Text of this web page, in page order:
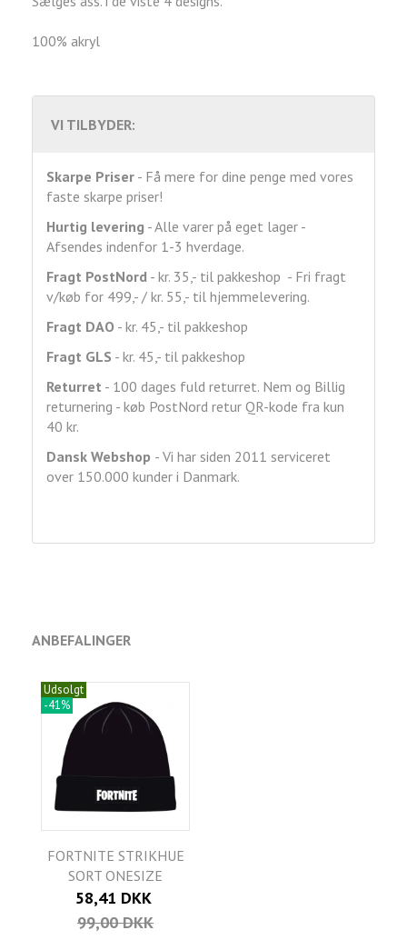
100% akryl
VI TILBYDER:
Skarpe Priser - Få mere for dine penge med vores
faste skarpe priser!
Hurtig levering - Alle varer på eget lager -
Afsendes indenfor 1-3 hverdage.
Fragt PostNord - kr. 35,- til pakkeshop - Fri fragt
v/køb for 499,- / kr. 55,- til hjemmelevering.
Fragt DAO - kr. 45,- til pakkeshop
Fragt GLS - kr. 45,- til pakkeshop
Returret - 100 dages fuld returret. Nem og Billig
returnering - køb PostNord retur QR-kode fra kun
40 kr.
Dansk Webshop - Vi har siden 2011 serviceret
over 150.000 kunder i Danmark.
ANBEFALINGER
Udsolgt
-41%
FORTNITE STRIKHUE
SORT ONESIZE
58,41 DKK
99,00 DKK